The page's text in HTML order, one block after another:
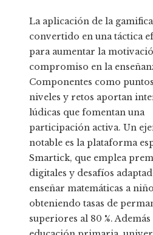
La aplicación de la
convertido en una táctica
para aumentar la
compromiso en la
Componentes como
niveles y retos aportan
lúdicas que fomentan una
participación activa. Un
notable es la plataforma
Smartick, que emplea
digitales y desafíos
enseñar matemáticas a
obteniendo tasas de
superiores al 80 %. Además